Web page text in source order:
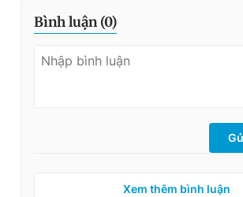
Bình luận (0)
Xem thêm bình luận